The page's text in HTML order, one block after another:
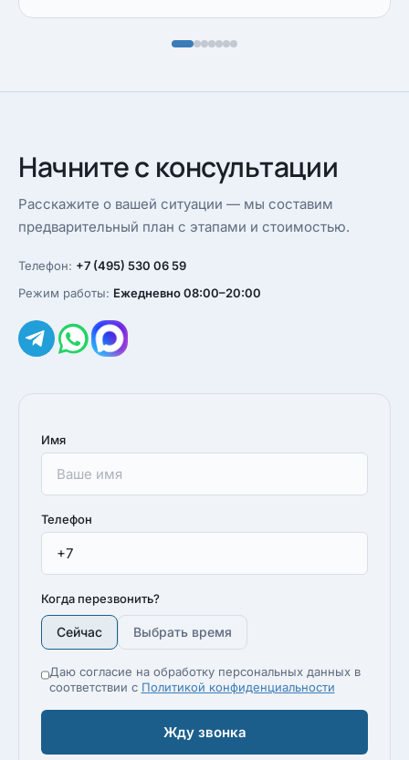
Начните с консультации
Расскажите о вашей ситуации — мы составим
предварительный план с этапами и стоимостью.
Телефон: +7 (495) 530 06 59
Режим работы: Ежедневно 08:00–20:00
Имя
Телефон
Когда перезвонить?
Сейчас Выбрать время
Даю согласие на обработку персональных данных в
соответствии с Политикой конфиденциальности
Жду звонка